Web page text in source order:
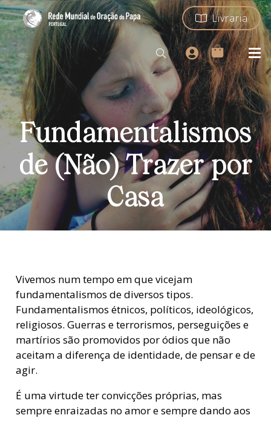
Livraria
Fundamentalismos
de (Não) Trazer por
Casa
Vivemos num tempo em que vicejam
fundamentalismos de diversos tipos.
Fundamentalismos étnicos, políticos, ideológicos,
religiosos. Guerras e terrorismos, perseguições e
martírios são promovidos por ódios que não
aceitam a diferença de identidade, de pensar e de
agir.
É uma virtude ter convicções próprias, mas
sempre enraizadas no amor e sempre dando aos